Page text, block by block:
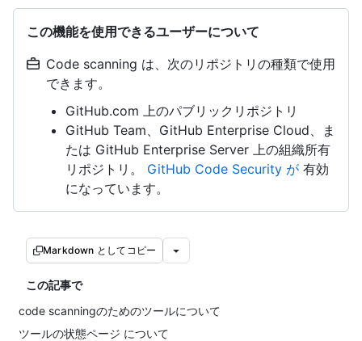
この機能を使用できるユーザーについて
Code scanning は、次のリポジトリの種類で使用
できます。
GitHub.com 上のパブリックリポジトリ
GitHub Team、GitHub Enterprise Cloud、ま
たは GitHub Enterprise Server 上の組織所有
リポジトリ。 GitHub Code Security が 有効
になっています。
Markdown としてコピー
この記事で
code scanningのためのツールについて
ツールの状態ページ について